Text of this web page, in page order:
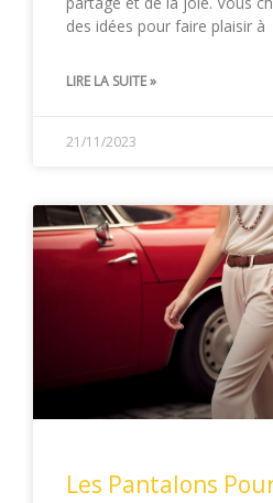
des idées pour faire plaisir à
LIRE LA SUITE »
21/11/2023
Les Pantalons